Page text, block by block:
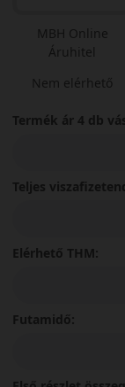
MBH Online
Áruhitel
Nem elérhető
Termék ár 4 db
Teljes
Elérhető THM:
Futamidő: